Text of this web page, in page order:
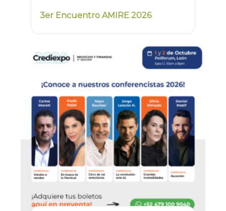
3er Encuentro AMIRE 2026